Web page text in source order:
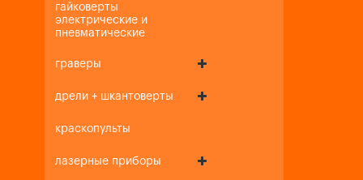
гайковерты
электрические и
пневматические
граверы
дрели + шкантоверты
краскопульты
лазерные приборы